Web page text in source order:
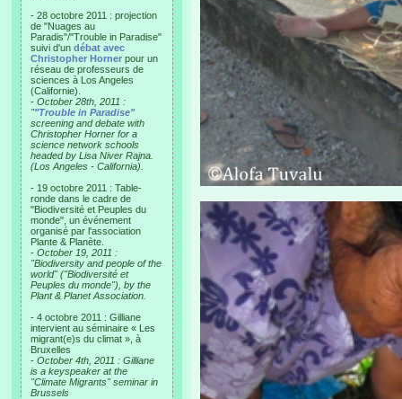
- 28 octobre 2011 : projection
de "Nuages au
Paradis"/"Trouble in Paradise"
suivi d'un débat avec
Christopher Horner pour un
réseau de professeurs de
sciences à Los Angeles
(Californie).
- October 28th, 2011 :
""Trouble in Paradise"
screening and debate with
Christopher Horner for a
science network schools
headed by Lisa Niver Rajna.
(Los Angeles - California).
- 19 octobre 2011 : Table-
ronde dans le cadre de
"Biodiversité et Peuples du
monde", un événement
organisé par l'association
Plante & Planète.
- October 19, 2011 :
"Biodiversity and people of the
world" ("Biodiversité et
Peuples du monde"), by the
Plant & Planet Association.
- 4 octobre 2011 : Gilliane
intervient au séminaire « Les
migrant(e)s du climat », à
Bruxelles
- October 4th, 2011 : Gilliane
is a keyspeaker at the
"Climate Migrants" seminar in
Brussels